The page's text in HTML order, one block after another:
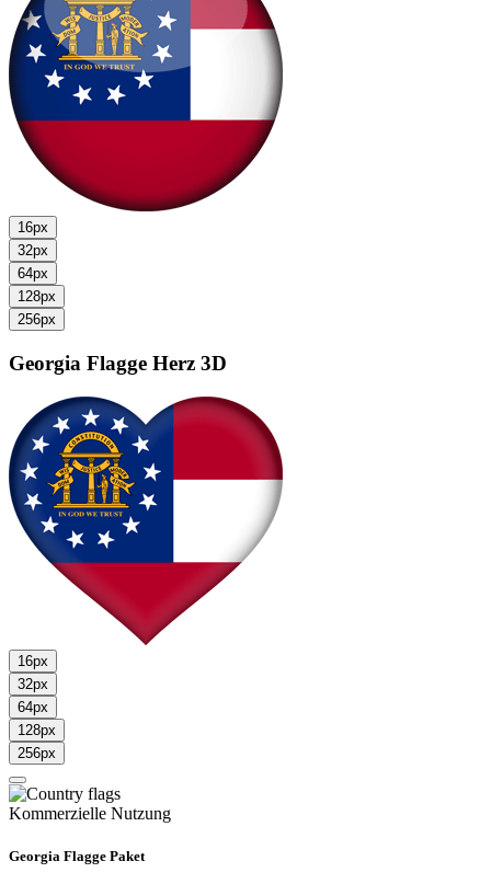
16px
32px
64px
128px
256px
Georgia Flagge Herz 3D
16px
32px
64px
128px
256px
Kommerzielle Nutzung
Georgia Flagge Paket